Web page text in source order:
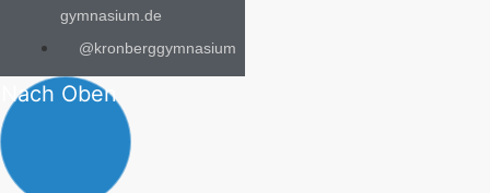
gymnasium.de
@kronberggymnasium
Nach Oben